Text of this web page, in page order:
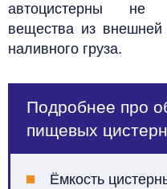
автоцистерны не
вещества из
наливного груза.
Подробнее про
пищевых
Ёмкость